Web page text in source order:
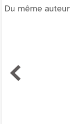
Du même auteur